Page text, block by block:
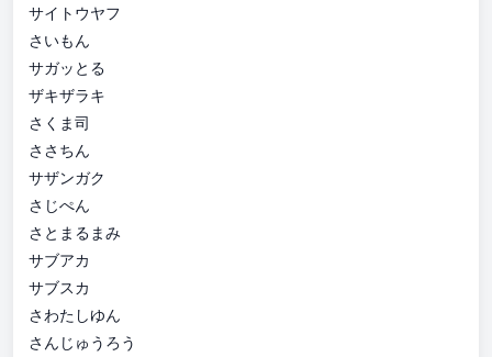
サイトウヤフ
さいもん
サガッとる
ザキザラキ
さくま司
ささちん
サザンガク
さじぺん
さとまるまみ
サブアカ
サブスカ
さわたしゆん
さんじゅうろう